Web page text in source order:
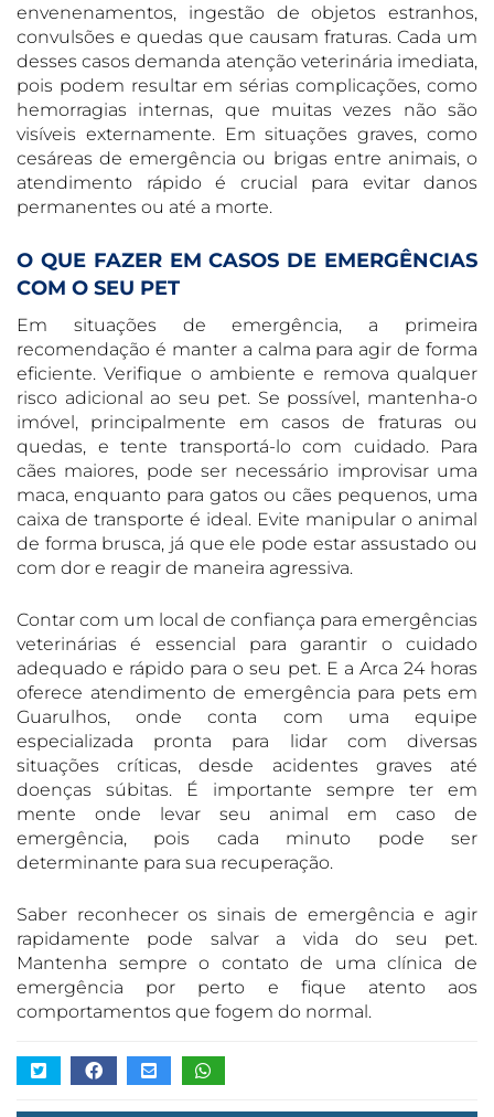
envenenamentos, ingestão de objetos estranhos,
convulsões e quedas que causam fraturas. Cada um
desses casos demanda atenção veterinária imediata,
pois podem resultar em sérias complicações, como
hemorragias internas, que muitas vezes não são
visíveis externamente. Em situações graves, como
cesáreas de emergência ou brigas entre animais, o
atendimento rápido é crucial para evitar danos
permanentes ou até a morte.
O QUE FAZER EM CASOS DE EMERGÊNCIAS
COM O SEU PET
Em situações de emergência, a primeira
recomendação é manter a calma para agir de forma
eficiente. Verifique o ambiente e remova qualquer
risco adicional ao seu pet. Se possível, mantenha-o
imóvel, principalmente em casos de fraturas ou
quedas, e tente transportá-lo com cuidado. Para
cães maiores, pode ser necessário improvisar uma
maca, enquanto para gatos ou cães pequenos, uma
caixa de transporte é ideal. Evite manipular o animal
de forma brusca, já que ele pode estar assustado ou
com dor e reagir de maneira agressiva.
Contar com um local de confiança para emergências
veterinárias é essencial para garantir o cuidado
adequado e rápido para o seu pet. E a Arca 24 horas
oferece atendimento de emergência para pets em
Guarulhos, onde conta com uma equipe
especializada pronta para lidar com diversas
situações críticas, desde acidentes graves até
doenças súbitas. É importante sempre ter em
mente onde levar seu animal em caso de
emergência, pois cada minuto pode ser
determinante para sua recuperação.
Saber reconhecer os sinais de emergência e agir
rapidamente pode salvar a vida do seu pet.
Mantenha sempre o contato de uma clínica de
emergência por perto e fique atento aos
comportamentos que fogem do normal.